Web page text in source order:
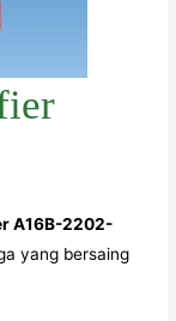
A16B-2202-
yang bersaing